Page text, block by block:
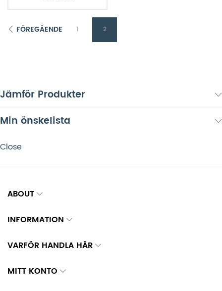
FÖREGÅENDE 1 2
Jämför Produkter
Min önskelista
Close
ABOUT
INFORMATION
VARFÖR HANDLA HÄR
MITT KONTO